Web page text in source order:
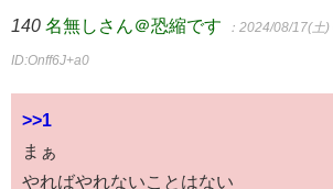
140 名無しさん＠恐縮です ：2024/08/17(土
ID:Onff6J+a0
>>1
まぁ
やればやれないことはない